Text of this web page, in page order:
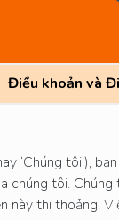
Điều khoản và
‘Chúng tôi’),
tôi.
thi thoảng.